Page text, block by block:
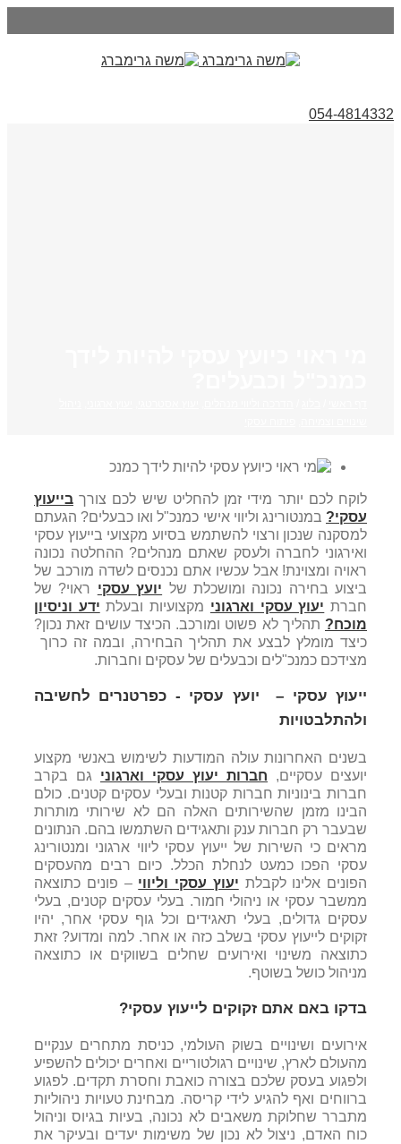
054-4814332
לוקח לכם יותר מידי זמן להחליט שיש לכם צורך בייעוץ
עסקי? במנטורינג וליווי אישי כמנכ"ל ואו כבעלים? הגעתם
למסקנה שנכון ורצוי להשתמש בסיוע מקצועי בייעוץ עסקי
ואירגוני לחברה ולעסק שאתם מנהלים? ההחלטה נכונה
ראויה ומצוינת! אבל עכשיו אתם נכנסים לשדה מורכב של
ביצוע בחירה נכונה ומושכלת של יועץ עסקי ראוי? של
חברת יעוץ עסקי וארגוני מקצועיות ובעלת ידע וניסיון
מוכח? תהליך לא פשוט ומורכב. הכיצד עושים זאת נכון?
כיצד מומלץ לבצע את תהליך הבחירה, ובמה זה כרוך
מצידכם כמנכ"לים וכבעלים של עסקים וחברות.
ייעוץ עסקי – יועץ עסקי - כפרטנרים לחשיבה
ולהתלבטויות
בשנים האחרונות עולה המודעות לשימוש באנשי מקצוע
יועצים עסקיים, חברות יעוץ עסקי וארגוני גם בקרב
חברות בינוניות חברות קטנות ובעלי עסקים קטנים. כולם
הבינו מזמן שהשירותים האלה הם לא שירותי מותרות
שבעבר רק חברות ענק ותאגידים השתמשו בהם. הנתונים
מראים כי השירות של ייעוץ עסקי ליווי ארגוני ומנטורינג
עסקי הפכו כמעט לנחלת הכלל. כיום רבים מהעסקים
הפונים אלינו לקבלת יעוץ עסקי וליווי – פונים כתוצאה
ממשבר עסקי או ניהולי חמור. בעלי עסקים קטנים, בעלי
עסקים גדולים, בעלי תאגידים וכל גוף עסקי אחר, יהיו
זקוקים לייעוץ עסקי בשלב כזה או אחר. למה ומדוע? זאת
כתוצאה משינוי ואירועים שחלים בשווקים או כתוצאה
מניהול כושל בשוטף.
בדקו באם אתם זקוקים לייעוץ עסקי?
אירועים ושינויים בשוק העולמי, כניסת מתחרים ענקיים
מהעולם לארץ, שינויים רגולטוריים ואחרים יכולים להשפיע
ולפגוע בעסק שלכם בצורה כואבת וחסרת תקדים. לפגוע
ברווחים ואף להגיע לידי קריסה. מבחינת טעויות ניהוליות
מתברר שחלוקת משאבים לא נכונה, בעיות בגיוס וניהול
כוח האדם, ניצול לא נכון של משימות יעדים ובעיקר את